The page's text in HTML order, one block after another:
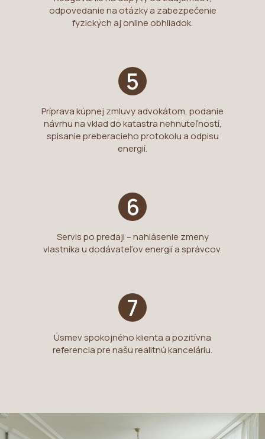
odpovedanie na otázky a zabezpečenie
fyzických aj online obhliadok.
5
Príprava kúpnej zmluvy advokátom, podanie
návrhu na vklad do katastra nehnuteľností,
spísanie preberacieho protokolu a odpisu
energií.
6
Servis po predaji – nahlásenie zmeny
vlastníka u dodávateľov energií a správcov.
7
Úsmev spokojného klienta a pozitívna
referencia pre našu realitnú kanceláriu.